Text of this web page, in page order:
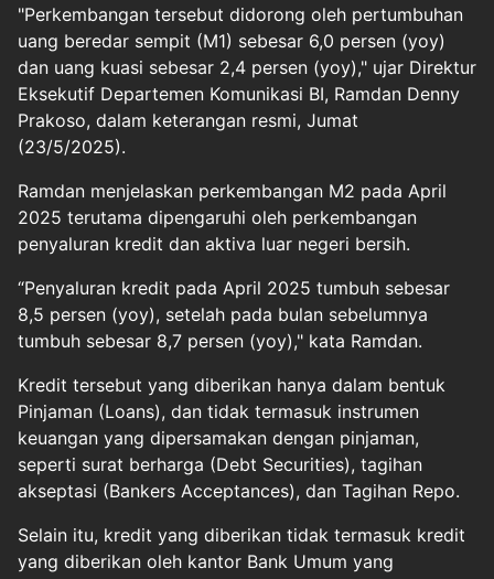
"Perkembangan tersebut didorong oleh pertumbuhan
uang beredar sempit (M1) sebesar 6,0 persen (yoy)
dan uang kuasi sebesar 2,4 persen (yoy)," ujar Direktur
Eksekutif Departemen Komunikasi BI, Ramdan Denny
Prakoso, dalam keterangan resmi, Jumat
(23/5/2025).
Ramdan menjelaskan perkembangan M2 pada April
2025 terutama dipengaruhi oleh perkembangan
penyaluran kredit dan aktiva luar negeri bersih.
“Penyaluran kredit pada April 2025 tumbuh sebesar
8,5 persen (yoy), setelah pada bulan sebelumnya
tumbuh sebesar 8,7 persen (yoy)," kata Ramdan.
Kredit tersebut yang diberikan hanya dalam bentuk
Pinjaman (Loans), dan tidak termasuk instrumen
keuangan yang dipersamakan dengan pinjaman,
seperti surat berharga (Debt Securities), tagihan
akseptasi (Bankers Acceptances), dan Tagihan Repo.
Selain itu, kredit yang diberikan tidak termasuk kredit
yang diberikan oleh kantor Bank Umum yang